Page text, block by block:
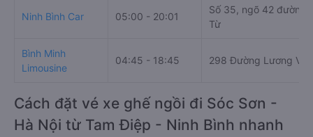
Ninh Bình Car 05:00 - 20:01
Số 35, ngõ 42 đường
Từ
Bình Minh
Limousine
04:45 - 18:45 298 Đường Lương
Cách đặt vé xe ghế ngồi đi Sóc Sơn -
Hà Nội từ Tam Điệp - Ninh Bình nhanh